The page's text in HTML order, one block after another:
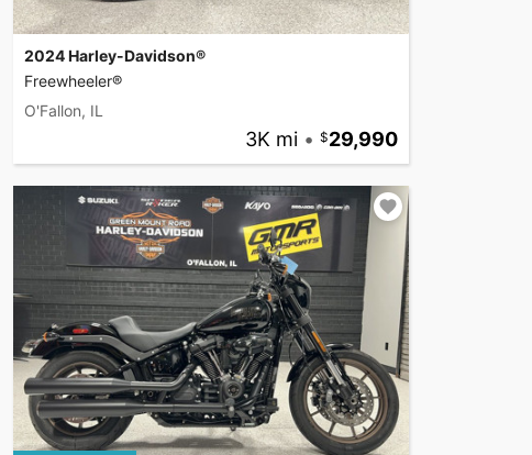
2024 Harley-Davidson®
Freewheeler®
O'Fallon, IL
3K mi • 29,990